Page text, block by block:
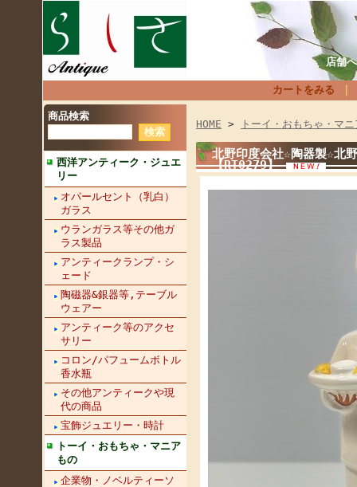
店舗
カートをみる
商品検索
西洋アンティーク・ジュエ
リー
オパールセント（乳白）
ガラス
ウランガラス等その他ガ
ラス製品
アンティークランプ・シ
ェード
陶磁器&銀器等,テーブル
ウェアー
アンティーク等のアクセ
サリー
コロン/パフュームボトル
香水瓶
その他アンティークや現
代の商品
宝飾ジュエリー・時計
トーイ・おもちゃ・マニア
もの
企業物・ノベルティーソ
HOME > トーイ・おもちゃ・マ
北野印度会社☆陶器製☆北
【RT0279】